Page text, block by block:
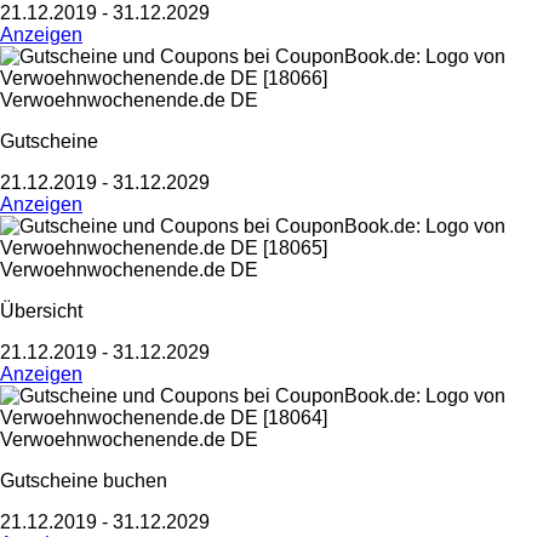
21.12.2019 - 31.12.2029
Anzeigen
Verwoehnwochenende.de DE
Gutscheine
21.12.2019 - 31.12.2029
Anzeigen
Verwoehnwochenende.de DE
Übersicht
21.12.2019 - 31.12.2029
Anzeigen
Verwoehnwochenende.de DE
Gutscheine buchen
21.12.2019 - 31.12.2029